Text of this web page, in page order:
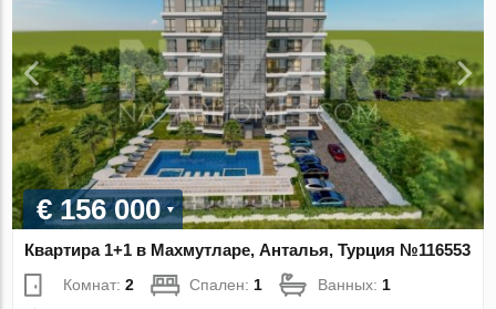
€ 156 000
Квартира 1+1 в Махмутларе, Анталья, Турция №116553
Комнат:2 Спален: 1 Ванных: 1